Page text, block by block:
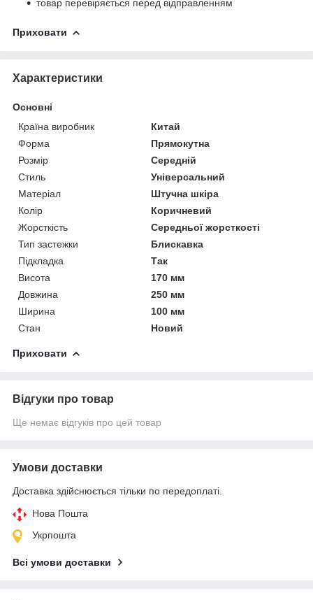
товар перевіряється перед відправленням
Приховати
Характеристики
Основні
Країна виробник
Китай
Форма
Прямокутна
Розмір
Середній
Стиль
Універсальний
Матеріал
Штучна шкіра
Колір
Коричневий
Жорсткість
Середньої жорсткості
Тип застежки
Блискавка
Підкладка
Так
Висота
170 мм
Довжина
250 мм
Ширина
100 мм
Стан
Новий
Приховати
Відгуки про товар
Ще немає відгуків про цей товар
Умови доставки
Доставка здійснюється тільки по передоплаті.
Нова Пошта
Укрпошта
Всі умови доставки